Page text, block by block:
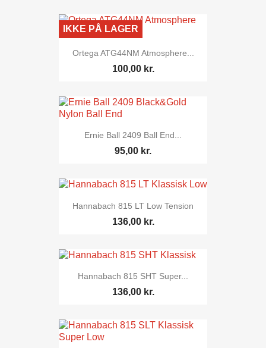
Ortega ATG44NM Atmosphere...
100,00 kr.
IKKE PÅ LAGER
Ernie Ball 2409 Ball End...
95,00 kr.
Hannabach 815 LT Low Tension
136,00 kr.
Hannabach 815 SHT Super...
136,00 kr.